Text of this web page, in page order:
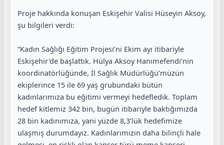
Proje hakkında konuşan Eskişehir Valisi Hüseyin Aksoy,
şu bilgileri verdi:
“Kadın Sağlığı Eğitim Projesi’ni Ekim ayı itibariyle
Eskişehir'de başlattık. Hülya Aksoy Hanımefendi’nin
koordinatörlüğünde, İl Sağlık Müdürlüğü’müzün
ekiplerince 15 ile 69 yaş grubundaki bütün
kadınlarımıza bu eğitimi vermeyi hedefledik. Toplam
hedef kitlemiz 342 bin, bugün itibariyle baktığımızda
28 bin kadınımıza, yani yüzde 8,3’lük hedefimize
ulaşmış durumdayız. Kadınlarımızın daha bilinçli hale